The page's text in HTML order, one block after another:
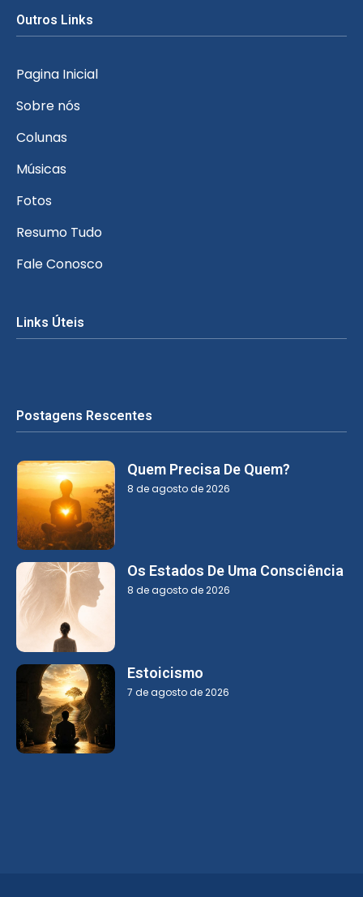
Outros Links
Pagina Inicial
Sobre nós
Colunas
Músicas
Fotos
Resumo Tudo
Fale Conosco
Links Úteis
Postagens Rescentes
Quem Precisa De Quem?
8 de agosto de 2026
Os Estados De Uma Consciência
8 de agosto de 2026
Estoicismo
7 de agosto de 2026